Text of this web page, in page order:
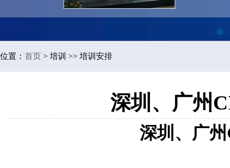
1
位置： 首页 > 培训 >> 培训安排
深圳、广州
深圳、广州